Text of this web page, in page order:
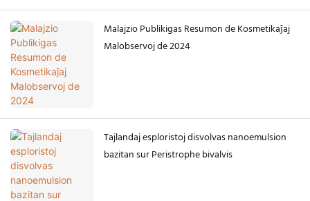
Malajzio Publikigas Resumon de Kosmetikaĵaj
Malobservoj de 2024
Tajlandaj esploristoj disvolvas nanoemulsion
bazitan sur Peristrophe bivalvis